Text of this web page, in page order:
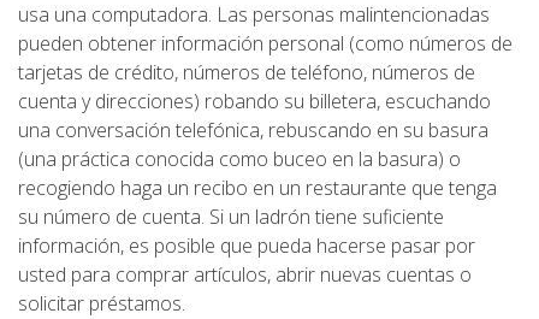
usa una computadora. Las personas malintencionadas
pueden obtener información personal (como números de
tarjetas de crédito, números de teléfono, números de
cuenta y direcciones) robando su billetera, escuchando
una conversación telefónica, rebuscando en su basura
(una práctica conocida como buceo en la basura) o
recogiendo haga un recibo en un restaurante que tenga
su número de cuenta. Si un ladrón tiene suficiente
información, es posible que pueda hacerse pasar por
usted para comprar artículos, abrir nuevas cuentas o
solicitar préstamos.